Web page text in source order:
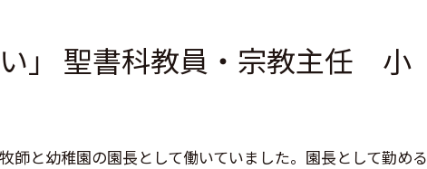
い」 聖書科教員・宗教主任 小
師と幼稚園の園長として働いていました。 園長として勤める